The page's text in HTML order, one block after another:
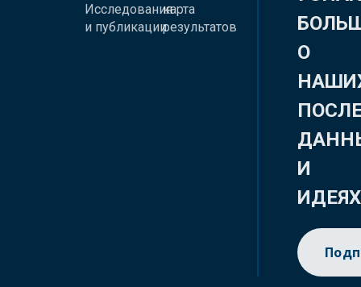
Исследования
и публикации
карта
результатов
О
И
ИДЕЯХ